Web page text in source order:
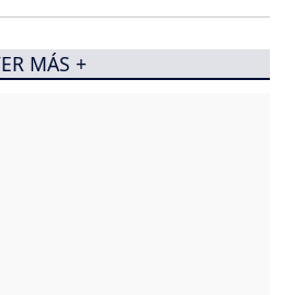
MÁS +